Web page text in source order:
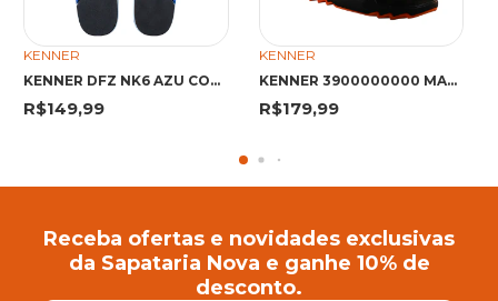
KENNER
KENNER DFZ NK6 AZU COO/PTO 35 FDG DFZ AZUL COOL/PRETO
R$149,99
KENNER
KENNER 3900000000 MAK PTO/LJA 3
R$179,99
Receba ofertas e novidades exclusivas
da Sapataria Nova e ganhe 10% de
desconto.